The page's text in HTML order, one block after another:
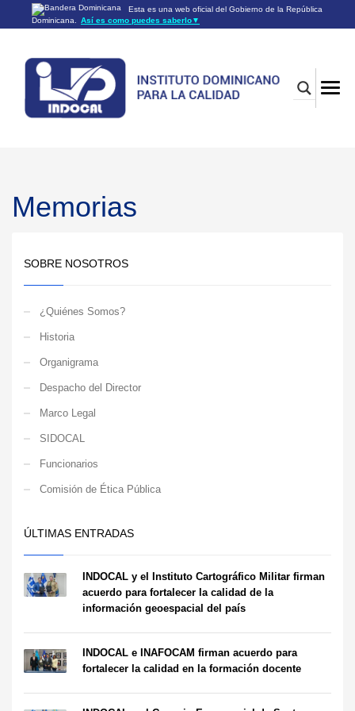
Esta es una web oficial del Gobierno de la República
Dominicana.
Así es como puedes saberlo▼
Los sitios web oficiales utilizan .gob.do o .gov.do
Los sitios web oficiales .gob.do o .gov.do seguros utilizan
HTTPS
Un candado (🔒) o
https://
significa que estás conectado a un
sitio seguro dentro de .gob.do o .gov.do. Comparte información
confidencial sólo en los sitios seguros de .gob.do o .gov.do.
Memorias
SOBRE NOSOTROS
¿Quiénes Somos?
Historia
Organigrama
Despacho del Director
Marco Legal
SIDOCAL
Funcionarios
Comisión de Ética Pública
ÚLTIMAS ENTRADAS
INDOCAL y el Instituto Cartográfico Militar firman
acuerdo para fortalecer la calidad de la
información geoespacial del país
INDOCAL e INAFOCAM firman acuerdo para
fortalecer la calidad en la formación docente